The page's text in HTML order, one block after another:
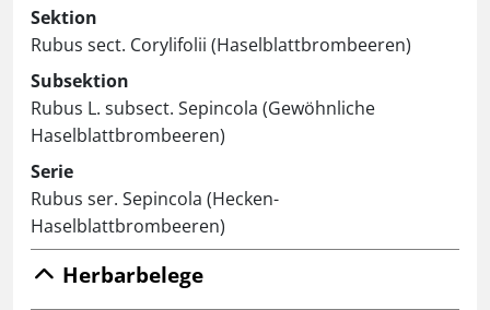
Sektion
Rubus sect. Corylifolii (Haselblattbrombeeren)
Subsektion
Rubus L. subsect. Sepincola (Gewöhnliche
Haselblattbrombeeren)
Serie
Rubus ser. Sepincola (Hecken-
Haselblattbrombeeren)
Herbarbelege